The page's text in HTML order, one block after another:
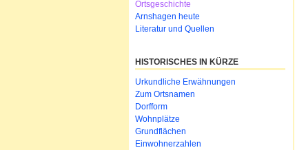
Ortsgeschichte
Arnshagen heute
Literatur und Quellen
HISTORISCHES IN KÜRZE
Urkundliche Erwähnungen
Zum Ortsnamen
Dorfform
Wohnplätze
Grundflächen
Einwohnerzahlen